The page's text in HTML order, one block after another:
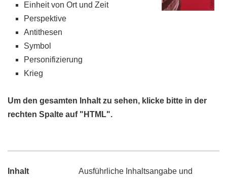
Einheit von Ort und Zeit
Perspektive
Antithesen
Symbol
Personifizierung
Krieg
Um den gesamten Inhalt zu sehen, klicke bitte in der
rechten Spalte auf "HTML".
Inhalt
Ausführliche Inhaltsangabe und